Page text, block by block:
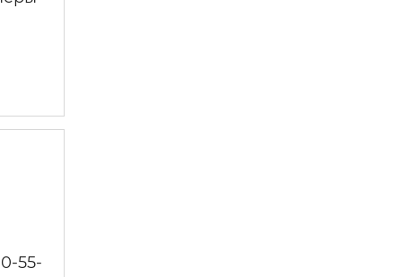
55-